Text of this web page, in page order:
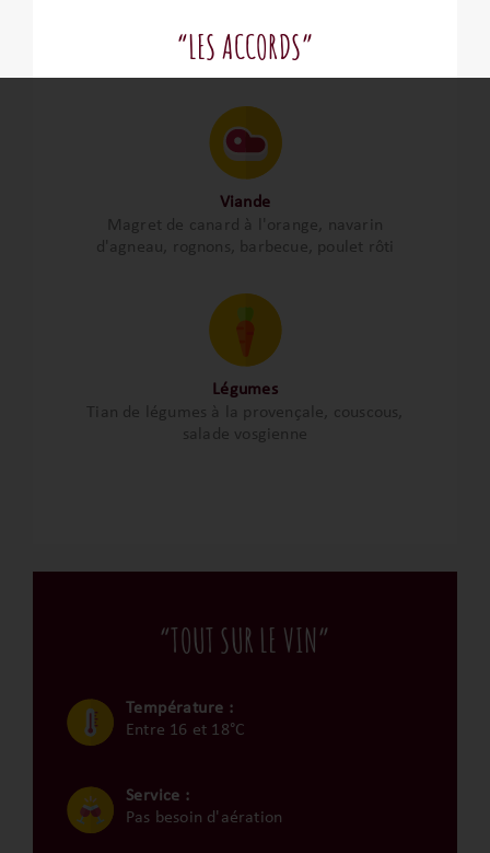
“LES ACCORDS”
Viande
Magret de canard à l'orange, navarin
d'agneau, rognons, barbecue, poulet rôti
Légumes
Tian de légumes à la provençale, couscous,
salade vosgienne
“TOUT SUR LE VIN”
Température :
Entre 16 et 18°C
Service :
Pas besoin d'aération